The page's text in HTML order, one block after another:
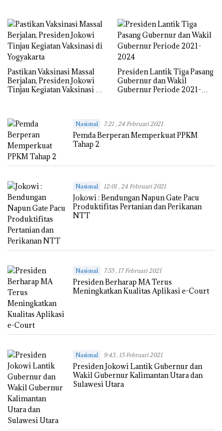
Pastikan Vaksinasi Massal
Berjalan, Presiden Jokowi
Tinjau Kegiatan Vaksinasi di
Presiden Lantik Tiga Pasang
Gubernur dan Wakil
Gubernur Periode 2021-
Nasional 7:21 , 24 Februari 2021
Pemda Berperan Memperkuat PPKM
Tahap 2
Nasional 12:01 , 24 Februari 2021
Jokowi : Bendungan Napun Gate Pacu
Produktifitas Pertanian dan Perikanan
NTT
Nasional 7:55 , 17 Februari 2021
Presiden Berharap MA Terus
Meningkatkan Kualitas Aplikasi e-Court
Nasional 9:43 , 15 Februari 2021
Presiden Jokowi Lantik Gubernur dan
Wakil Gubernur Kalimantan Utara dan
Sulawesi Utara